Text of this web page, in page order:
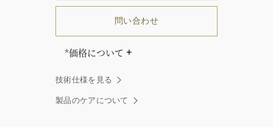
問い合わせ
*価格について
なります。
「同じダイヤモンドはひとつとして
ありません」創始者ハリー・ウィン
技術仕様を見る
製品のケアについて